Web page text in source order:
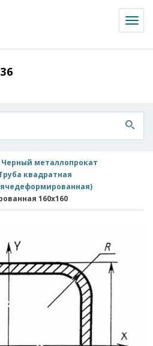
Черный металлопрокат
квадратная
160x160